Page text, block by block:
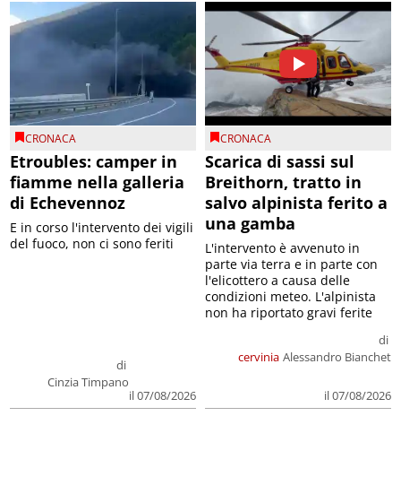
CRONACA
Etroubles: camper in
fiamme nella galleria
di Echevennoz
di
Cinzia Timpano
il 07/08/2026
E in corso l'intervento dei vigili
del fuoco, non ci sono feriti
CRONACA
Scarica di sassi sul
Breithorn, tratto in
salvo alpinista ferito a
una gamba
cervinia
di
Alessandro Bianchet
il 07/08/2026
L'intervento è avvenuto in
parte via terra e in parte con
l'elicottero a causa delle
condizioni meteo. L'alpinista
non ha riportato gravi ferite